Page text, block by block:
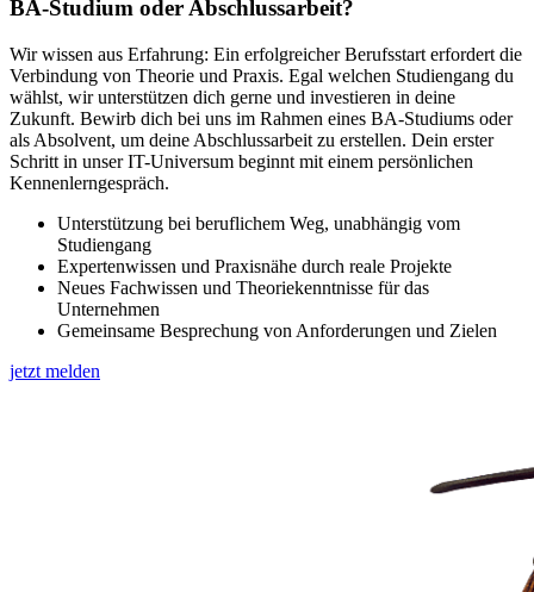
BA-Studium oder Abschlussarbeit?
Wir wissen aus Erfahrung: Ein erfolgreicher Berufsstart erfordert die
Verbindung von Theorie und Praxis. Egal welchen Studiengang du
wählst, wir unterstützen dich gerne und investieren in deine
Zukunft. Bewirb dich bei uns im Rahmen eines BA-Studiums oder
als Absolvent, um deine Abschlussarbeit zu erstellen. Dein erster
Schritt in unser IT-Universum beginnt mit einem persönlichen
Kennenlerngespräch.
Unterstützung bei beruflichem Weg, unabhängig vom
Studiengang
Expertenwissen und Praxisnähe durch reale Projekte
Neues Fachwissen und Theoriekenntnisse für das
Unternehmen
Gemeinsame Besprechung von Anforderungen und Zielen
jetzt melden